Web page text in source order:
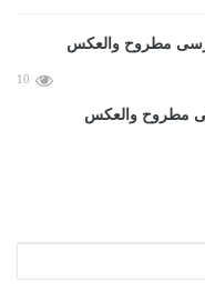
10
مطروح والعكس